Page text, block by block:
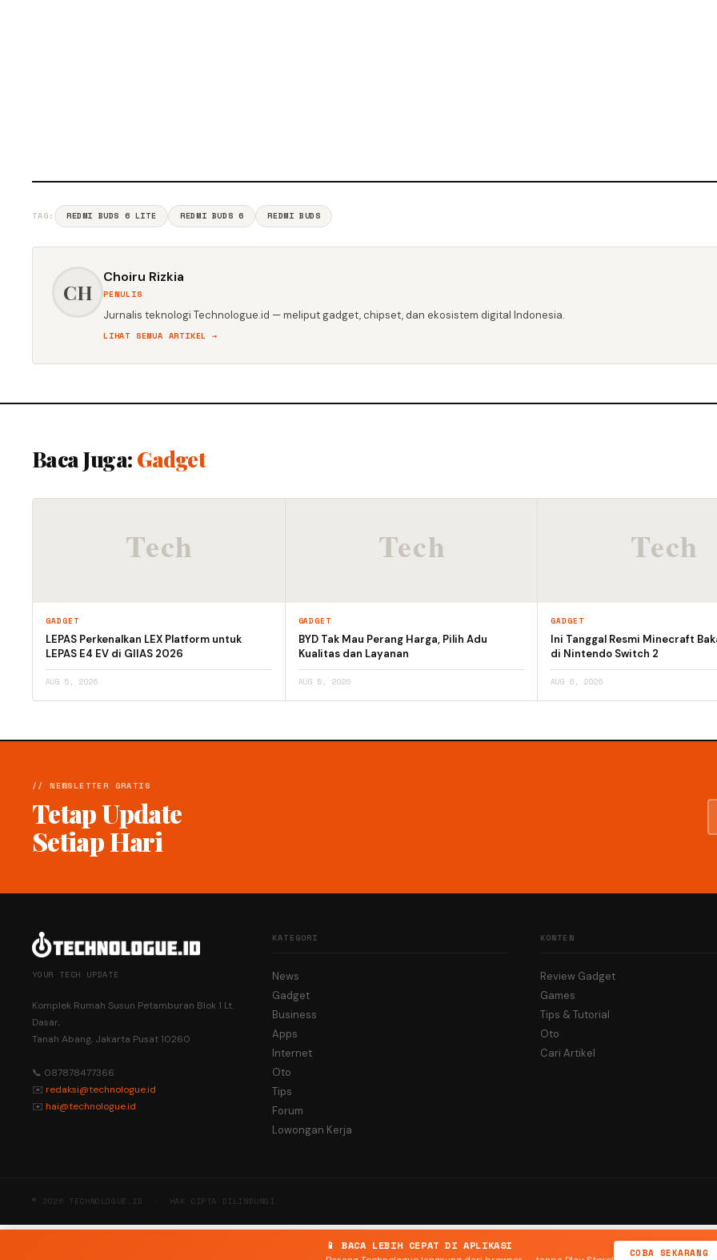
📱 BACA LEBIH CEPAT DI APLIKASI
COBA SEKARANG
TAG: REDMI BUDS 6 LITE REDMI BUDS 6 REDMI BUDS
CH
Choiru Rizkia
PENULIS
Jurnalis teknologi Technologue.id — meliput gadget, chipset, dan ekosistem digital Indonesia.
LIHAT SEMUA ARTIKEL →
Baca Juga: Gadget
GADGET
LEPAS Perkenalkan LEX Platform untuk
LEPAS E4 EV di GIIAS 2026
AUG 5, 2026
GADGET
BYD Tak Mau Perang Harga, Pilih Adu
Kualitas dan Layanan
AUG 5, 2026
GADGET
Ini Tanggal Resmi Minecraft
di Nintendo Switch 2
AUG 6, 2026
// NEWSLETTER GRATIS
Tetap Update
Setiap Hari
YOUR TECH UPDATE
Komplek Rumah Susun Petamburan Blok 1 Lt.
Dasar,
Tanah Abang, Jakarta Pusat 10260
📞 087878477366
✉️ redaksi@technologue.id
✉️ hai@technologue.id
KATEGORI
News
Gadget
Business
Apps
Internet
Oto
Tips
Forum
Lowongan Kerja
KONTEN
Review Gadget
Games
Tips & Tutorial
Oto
Cari Artikel
© 2026 TECHNOLOGUE.ID · HAK CIPTA DILINDUNGI